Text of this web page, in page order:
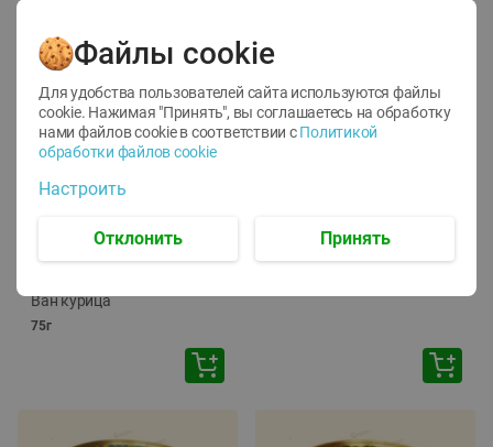
12
1.05 руб./
руб./шт
Корм влаж. для кош. с
Ван курица
75г
ТОФУ Vegetus ТВЕРДЫЙ
Файлы cookie
Для удобства пользователей сайта используются файлы
cookie. Нажимая "Принять", вы соглашаетесь на обработку
нами файлов cookie в соответствии с Политикой
обработки файлов cookie
Настроить
Отклонить Принять